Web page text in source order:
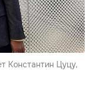
Константин Цуцу,